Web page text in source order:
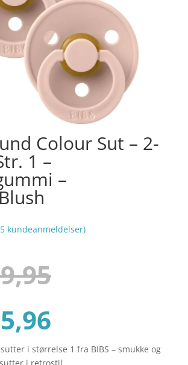
Colour Sut – 2-
1 –
–
kundeanmeldelser)
Den
i størrelse 1 fra BIBS – smukke og